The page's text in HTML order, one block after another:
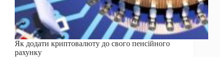
Як додати криптовалюту до свого пенсійного
рахунку